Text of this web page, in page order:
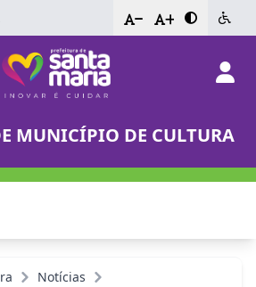
- +
MUNICÍPIO DE CULTURA
Notícias